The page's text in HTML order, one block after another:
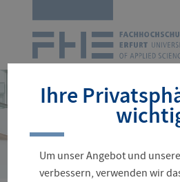
Navigation
überspringenIhre
Um unser Angebot und
verbessern, verwenden wir